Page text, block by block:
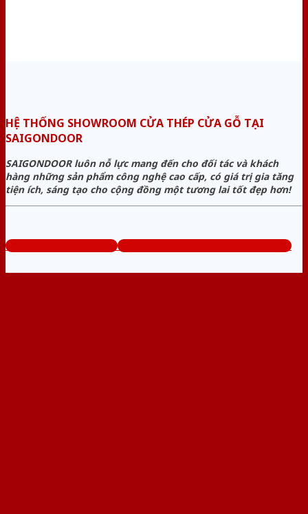
HỆ THỐNG SHOWROOM CỬA THÉP CỬA GỖ TẠI
SAIGONDOOR
SAIGONDOOR luôn nỗ lực mang đến cho đối tác và khách
hàng những sản phẩm công nghệ cao cấp, có giá trị gia tăng
tiện ích, sáng tạo cho cộng đồng một tương lai tốt đẹp hơn!
www.cuathepcuago.com Tổng đài tư vấn miễn phí: 0824.400.400